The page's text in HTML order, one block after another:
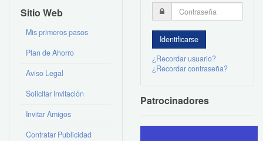
Sitio Web
Mis primeros pasos
Plan de Ahorro
Aviso Legal
Solicitar Invitación
Invitar Amigos
Contratar Publicidad
¿Recordar usuario?
¿Recordar contraseña?
Patrocinadores